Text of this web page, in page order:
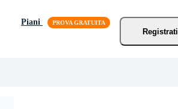
Piani
Registrati